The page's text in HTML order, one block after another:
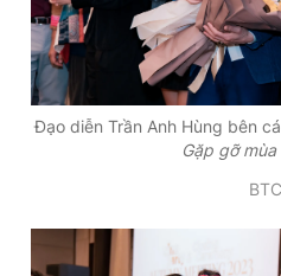
Đạo diễn Trần Anh Hùng bên
Gặp gỡ
BTC